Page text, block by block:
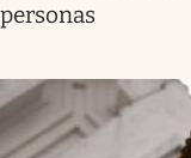
personas